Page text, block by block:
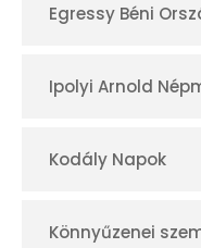
Egressy Béni
Ipolyi Arnold
Kodály Napok
Könnyűzenei